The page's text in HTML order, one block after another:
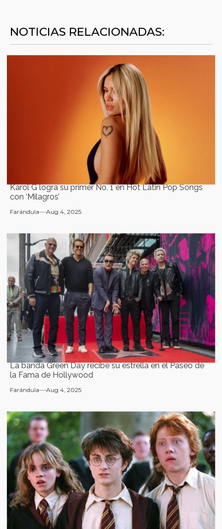
NOTICIAS RELACIONADAS:
Karol G logra su primer No. 1 en Hot Latin Pop Songs
con ‘Milagros’
Farándula Aug 4, 2025
La banda Green Day recibe su estrella en el Paseo de
la Fama de Hollywood
Farándula Aug 4, 2025